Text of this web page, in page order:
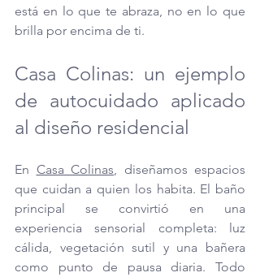
está en lo que te abraza, no en lo que
brilla por encima de ti.
Casa Colinas: un ejemplo
de autocuidado aplicado
al diseño residencial
En Casa Colinas, diseñamos espacios
que cuidan a quien los habita. El baño
principal se convirtió en una
experiencia sensorial completa: luz
cálida, vegetación sutil y una bañera
como punto de pausa diaria. Todo